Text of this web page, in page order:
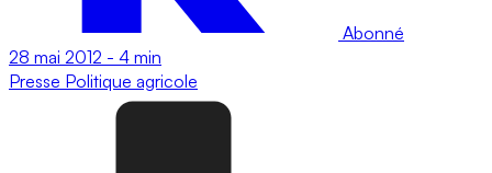
Abonné
28 mai 2012 - 4 min
Presse Politique agricole